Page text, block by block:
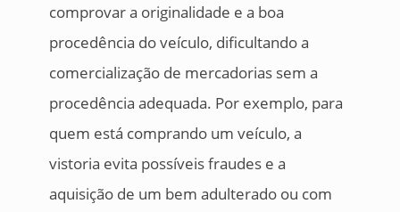
comprovar a originalidade e a boa
procedência do veículo, dificultando a
comercialização de mercadorias sem a
procedência adequada. Por exemplo, para
quem está comprando um veículo, a
vistoria evita possíveis fraudes e a
aquisição de um bem adulterado ou com